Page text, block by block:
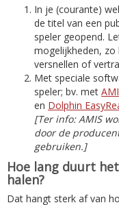
In je (courante)
de titel van een
speler geopend.
mogelijkheden, zo
versnellen of
Met speciale
speler; bv. met
en Dolphin
[Ter info: AMIS
door de
gebruiken.]
Hoe lang duurt
halen?
Dat hangt sterk af van